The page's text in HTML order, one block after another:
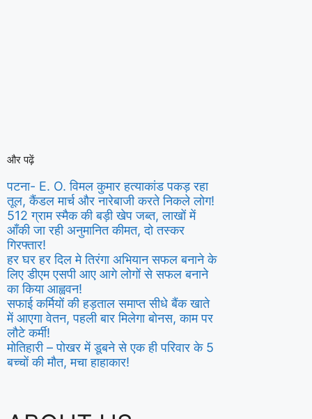
और पढ़ें
पटना- E. O. विमल कुमार हत्याकांड पकड़ रहा
तूल, कैंडल मार्च और नारेबाजी करते निकले लोग!
512 ग्राम स्मैक की बड़ी खेप जब्त, लाखों में
आँकी जा रही अनुमानित कीमत, दो तस्कर
गिरफ्तार!
हर घर हर दिल मे तिरंगा अभियान सफल बनाने के
लिए डीएम एसपी आए आगे लोगों से सफल बनाने
का किया आह्ववन!
सफाई कर्मियों की हड़ताल समाप्त सीधे बैंक खाते
में आएगा वेतन, पहली बार मिलेगा बोनस, काम पर
लौटे कर्मी!
मोतिहारी – पोखर में डूबने से एक ही परिवार के 5
बच्चों की मौत, मचा हाहाकार!